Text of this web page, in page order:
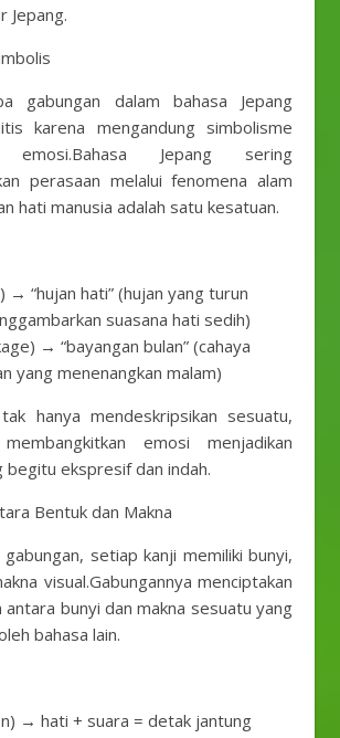
Jepang.
gabungan dalam bahasa Jepang
karena mengandung simbolisme
Jepang sering
perasaan melalui fenomena alam
hati manusia adalah satu kesatuan.
→ “hujan hati” (hujan yang turun
suasana hati sedih)
→ “bayangan bulan” (cahaya
yang menenangkan malam)
hanya mendeskripsikan sesuatu,
emosi menjadikan
begitu ekspresif dan indah.
Bentuk dan Makna
setiap kanji memiliki bunyi,
visual.Gabungannya menciptakan
antara bunyi dan makna sesuatu yang
bahasa lain.
→ hati + suara = detak jantung